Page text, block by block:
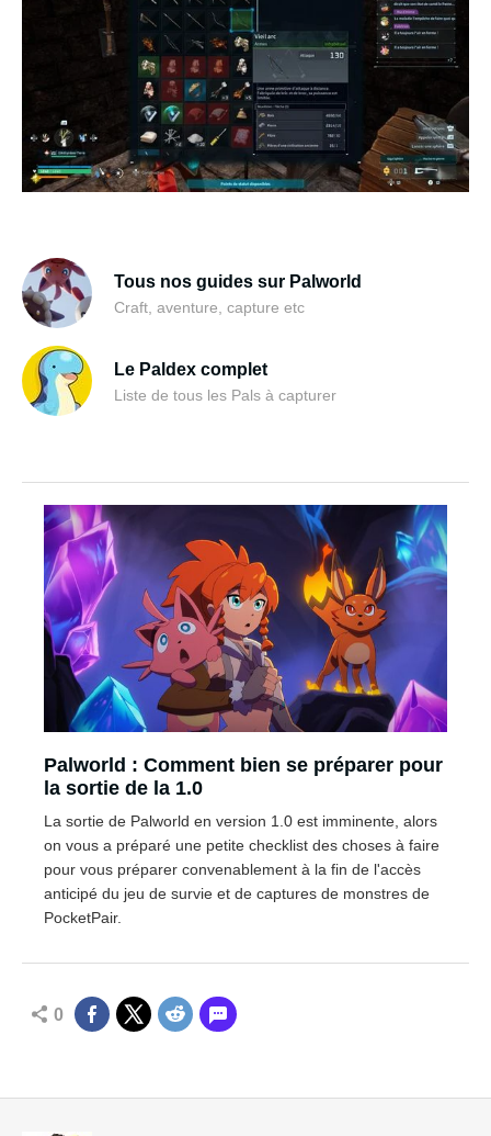
Tous nos guides sur Palworld
Craft, aventure, capture etc
Le Paldex complet
Liste de tous les Pals à capturer
Palworld : Comment bien se préparer pour
la sortie de la 1.0
La sortie de Palworld en version 1.0 est imminente, alors
on vous a préparé une petite checklist des choses à faire
pour vous préparer convenablement à la fin de l'accès
anticipé du jeu de survie et de captures de monstres de
PocketPair.
0